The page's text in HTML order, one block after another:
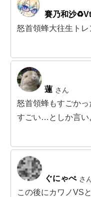
賽乃和沙
怒首領蜂大往生ト
蓮 さん
怒首領蜂もすごか
すごい…としか言い
ぐにゃぺ さ
この後にカワノVS